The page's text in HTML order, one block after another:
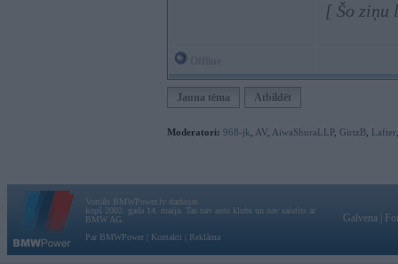
[ Šo ziņu
Jauna tēma Atbildēt
Moderatori: 968-jk AV AiwaShuraLLP, GirtzB Lafter
Vortāls BMWPower.lv darbojas
kopš 2002. gada 14. maija. Tas nav auto klubs un nav saistīts ar
BMW AG.
Par BMWPower
Kontakti Reklāma
Galvena